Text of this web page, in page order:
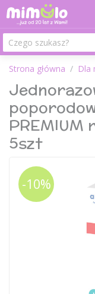
Strona główna Dla
PREMIUM
5szt
-10%